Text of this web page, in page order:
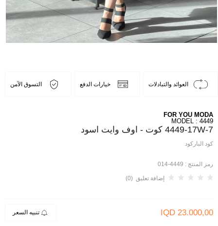
العوائد والتبادلات خيارات الدفع التسوق الآمن
FOR YOU MODA
MODEL : 4449
4449-17W-7 كوت - اوف وايت اسود
كود الباركود
رمز المنتج : 4449-014
إضافة تعليق (0)
23.000,00 تنبيه السعر